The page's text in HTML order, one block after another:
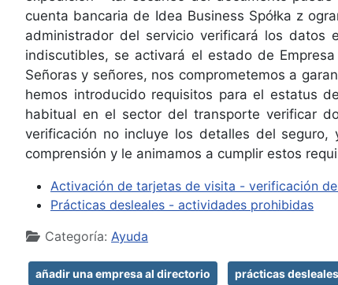
cuenta bancaria de Idea Business Spółka z
administrador del servicio verificará los
indiscutibles, se activará el estado de
Señoras y señores, nos comprometemos a
hemos introducido requisitos para el estatus
habitual en el sector del transporte verificar
verificación no incluye los detalles del
comprensión y le animamos a cumplir estos
Activación de tarjetas de visita - verificación
Prácticas desleales - actividades prohibidas
Detalles
Categoría: Ayuda
añadir una empresa al directorio prácticas desleales